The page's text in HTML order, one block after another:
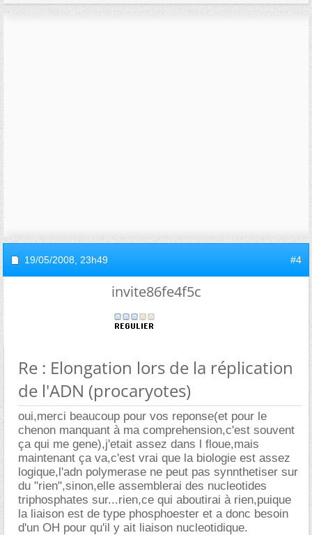
19/05/2008, 23h49 #4
invite86fe4f5c
Re : Elongation lors de la réplication
de l'ADN (procaryotes)
oui,merci beaucoup pour vos reponse(et pour le
chenon manquant à ma comprehension,c'est souvent
ça qui me gene),j'etait assez dans l floue,mais
maintenant ça va,c'est vrai que la biologie est assez
logique,l'adn polymerase ne peut pas synnthetiser sur
du "rien",sinon,elle assemblerai des nucleotides
triphosphates sur...rien,ce qui aboutirai à rien,puique
la liaison est de type phosphoester et a donc besoin
d'un OH pour qu'il y ait liaison nucleotidique.